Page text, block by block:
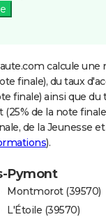
calcule une
finale), du taux
finale) ainsi que
de la note
de la Jeunesse
).
Pymont
Montmorot (39570)
L'Étoile (39570)